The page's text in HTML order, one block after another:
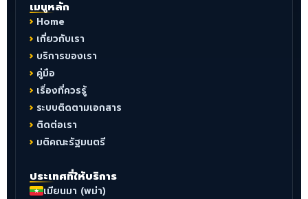
เมนูหลัก
Home
เกี่ยวกับเรา
บริการของเรา
คู่มือ
เรื่องที่ควรรู้
ระบบติดตามเอกสาร
ติดต่อเรา
มติคณะรัฐมนตรี
ประเทศที่ให้บริการ
เมียนมา (พม่า)